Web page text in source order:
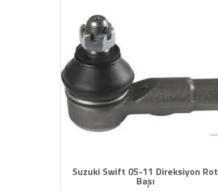
Suzuki Swift 05-11 Direksiyon Rot
Başı